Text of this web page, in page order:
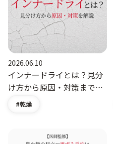
定期便
ブランド情報
ショッピングガイド
2026.06.10
インナードライとは？見分
け方から原因・対策まで詳
しく解説｜美肌コラム｜ド
インショップ
乾燥